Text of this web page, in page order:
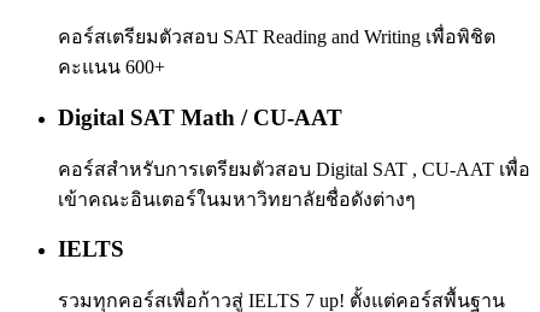
คอร์สเตรียมตัวสอบ SAT Reading and Writing เพื่อพิชิต
คะแนน 600+
Digital SAT Math / CU-AAT
คอร์สสำหรับการเตรียมตัวสอบ Digital SAT , CU-AAT เพื่อ
เข้าคณะอินเตอร์ในมหาวิทยาลัยชื่อดังต่างๆ
IELTS
รวมทุกคอร์สเพื่อก้าวสู่ IELTS 7 up! ตั้งแต่คอร์สพื้นฐาน